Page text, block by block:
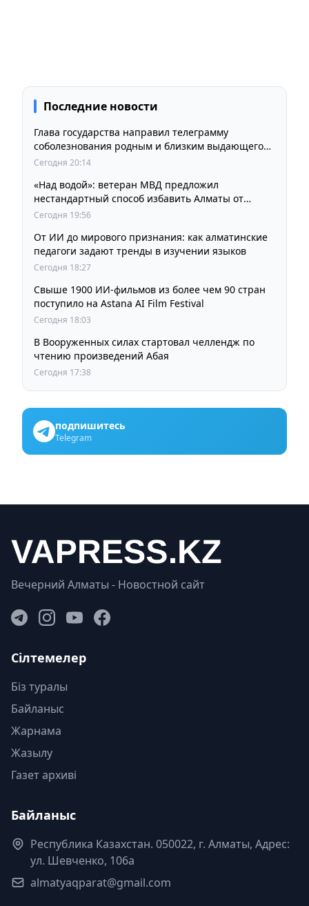
Последние новости
Глава государства направил телеграмму
соболезнования родным и близким выдающегося
кинорежиссера Ардака Амиркулова
Сегодня 20:14
«Над водой»: ветеран МВД предложил
нестандартный способ избавить Алматы от
пробок и смога
Сегодня 19:56
От ИИ до мирового признания: как алматинские
педагоги задают тренды в изучении языков
Сегодня 18:27
Свыше 1900 ИИ-фильмов из более чем 90 стран
поступило на Astana AI Film Festival
Сегодня 18:03
В Вооруженных силах стартовал челлендж по
чтению произведений Абая
Сегодня 17:38
подпишитесь
Telegram
Вечерний Алматы - Новостной сайт
Сілтемелер
Біз туралы
Байланыс
Жарнама
Жазылу
Газет архиві
Байланыс
Республика Казахстан. 050022, г. Алматы, Адрес:
ул. Шевченко, 106а
almatyaqparat@gmail.com